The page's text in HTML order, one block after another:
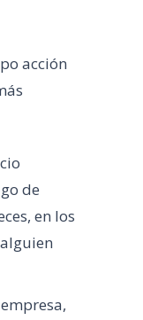
acción
de
en los